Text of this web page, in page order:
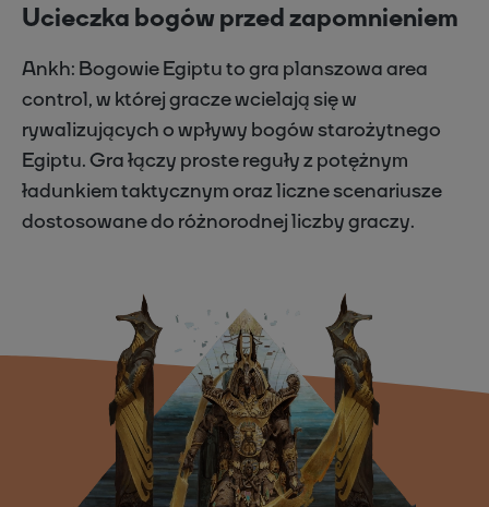
Ucieczka bogów przed zapomnieniem
Ankh: Bogowie Egiptu to gra planszowa area
control, w której gracze wcielają się w
rywalizujących o wpływy bogów starożytnego
Egiptu. Gra łączy proste reguły z potężnym
ładunkiem taktycznym oraz liczne scenariusze
dostosowane do różnorodnej liczby graczy.